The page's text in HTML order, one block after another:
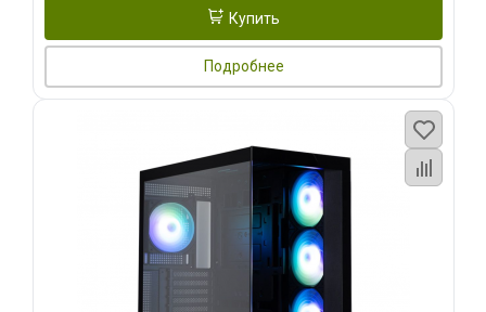
Купить
Подробнее